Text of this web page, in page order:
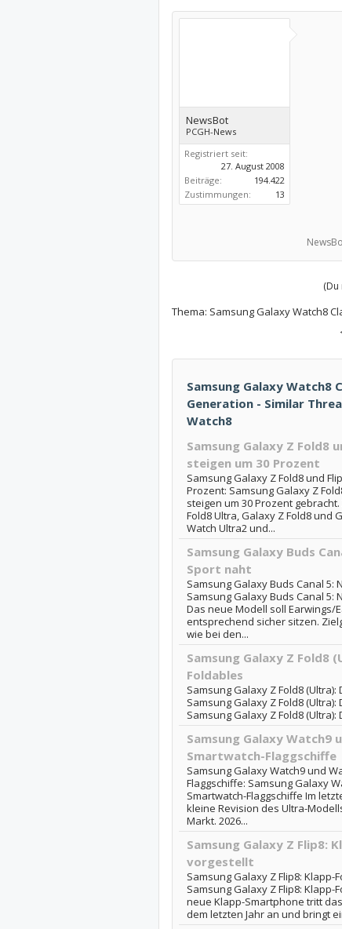
NewsBot
PCGH-News
Registriert seit:
27. August 2008
Beiträge:
194.422
Zustimmungen:
13
Thema: Samsung Galaxy Watch8
Samsung Galaxy Watch8
Generation - Similar
Watch8
Samsung Galaxy Z Fold8
steigen um 30 Prozent
Samsung Galaxy Z Fold8 und
Prozent: Samsung Galaxy Z
steigen um 30 Prozent
Fold8 Ultra, Galaxy Z Fold8 und
Watch Ultra2 und...
Samsung Galaxy Buds
Sport naht
Samsung Galaxy Buds Canal
Samsung Galaxy Buds Canal
Das neue Modell soll Earwings/
entsprechend sicher sitzen.
wie bei den...
Samsung Galaxy Z Fold8
Foldables
Samsung Galaxy Z Fold8
Samsung Galaxy Z Fold8
Samsung Galaxy Z Fold8
Samsung Galaxy Watch9
Smartwatch-Flaggschiffe
Samsung Galaxy Watch9 und
Flaggschiffe: Samsung Galaxy
Smartwatch-Flaggschiffe Im
kleine Revision des Ultra-
Markt. 2026...
Samsung Galaxy Z Flip8:
vorgestellt
Samsung Galaxy Z Flip8:
Samsung Galaxy Z Flip8:
neue Klapp-Smartphone tritt
dem letzten Jahr an und bringt